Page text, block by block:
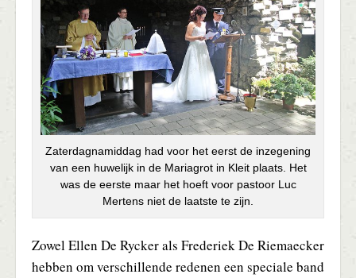
Zaterdagnamiddag had voor het eerst de inzegening
van een huwelijk in de Mariagrot in Kleit plaats. Het
was de eerste maar het hoeft voor pastoor Luc
Mertens niet de laatste te zijn.
Zowel Ellen De Rycker als Frederiek De Riemaecker
hebben om verschillende redenen een speciale band